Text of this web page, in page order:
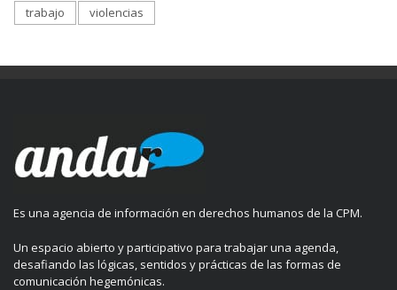
trabajo
violencias
Es una agencia de información en derechos humanos de la CPM.
Un espacio abierto y participativo para trabajar una agenda,
desafiando las lógicas, sentidos y prácticas de las formas de
comunicación hegemónicas.